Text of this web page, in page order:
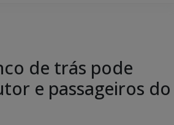
de trás pode
e passageiros do